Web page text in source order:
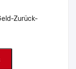
Zurück-